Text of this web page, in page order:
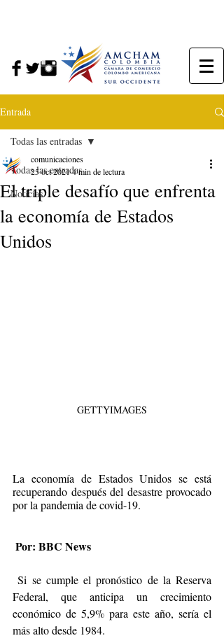
Entrada
Todas las entradas
Noticias
Todas las entradas
El triple desafío que enfrenta
la economía de Estados
Unidos
comunicaciones
25 oct 20214 min de lectura
GETTYIMAGES
La economía de Estados Unidos se está
recuperando después del desastre provocado
por la pandemia de covid-19.
Por: BBC News
Si se cumple el pronóstico de la Reserva
Federal, que anticipa un crecimiento
económico de 5,9% para este año, sería el
más alto desde 1984.